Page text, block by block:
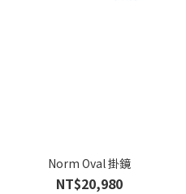
Norm Oval 掛鏡
NT$20,980